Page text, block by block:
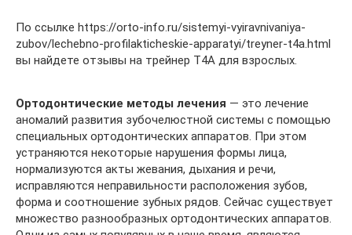
По ссылке https://orto-info.ru/sistemyi-vyiravnivaniya-
zubov/lechebno-profilakticheskie-apparatyi/treyner-t4a.html
вы найдете отзывы на трейнер Т4А для взрослых.
Ортодонтические методы лечения — это лечение
аномалий развития зубочелюстной системы с помощью
специальных ортодонтических аппаратов. При этом
устраняются некоторые нарушения формы лица,
нормализуются акты жевания, дыхания и речи,
исправляются неправильности расположения зубов,
форма и соотношение зубных рядов. Сейчас существует
множество разнообразных ортодонтических аппаратов.